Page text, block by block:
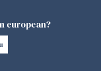
european?